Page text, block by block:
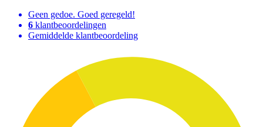
Geen gedoe. Goed geregeld!
6 klantbeoordelingen
Gemiddelde klantbeoordeling